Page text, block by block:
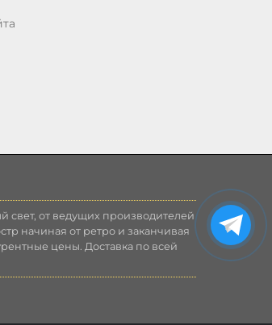
свет, от ведущих производителей
начиная от ретро и заканчивая
цены. Доставка по всей